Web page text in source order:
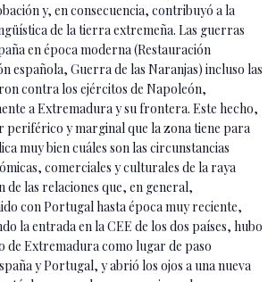
y, en consecuencia, contribuyó a la
de la tierra extremeña. Las guerras
en época moderna (Restauración
española, Guerra de las Naranjas) incluso las
contra los ejércitos de Napoleón,
a Extremadura y su frontera. Este hecho,
periférico y marginal que la zona tiene para
muy bien cuáles son las circunstancias
comerciales y culturales de la raya
de las relaciones que, en general,
con Portugal hasta época muy reciente,
la entrada en la CEE de los dos países, hubo
de Extremadura como lugar de paso
y Portugal, y abrió los ojos a una nueva